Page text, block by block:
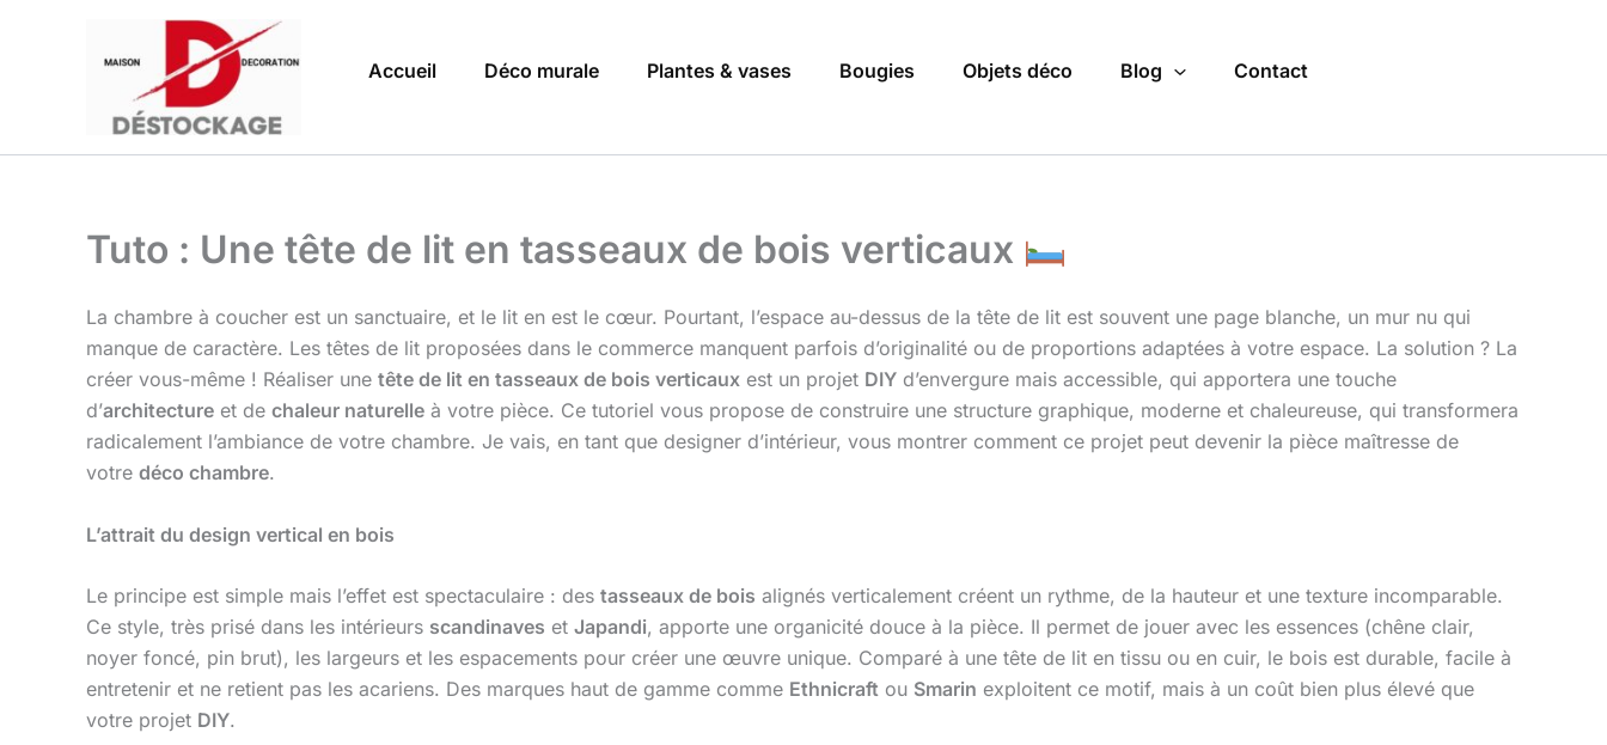
Accueil Déco murale Plantes & vases Bougies Objets déco Blog Contact
Tuto : Une tête de lit en tasseaux de bois verticaux
La chambre à coucher est un sanctuaire, et le lit en est le cœur. Pourtant, l’espace au-dessus de la tête de lit est souvent une page blanche, un mur nu qui
manque de caractère. Les têtes de lit proposées dans le commerce manquent parfois d’originalité ou de proportions adaptées à votre espace. La solution ? La
créer vous-même ! Réaliser une tête de lit en tasseaux de bois verticaux est un projet DIY d’envergure mais accessible, qui apportera une touche
d’architecture et de chaleur naturelle à votre pièce. Ce tutoriel vous propose de construire une structure graphique, moderne et chaleureuse, qui transformera
radicalement l’ambiance de votre chambre. Je vais, en tant que designer d’intérieur, vous montrer comment ce projet peut devenir la pièce maîtresse de
votre déco chambre.
L’attrait du design vertical en bois
Le principe est simple mais l’effet est spectaculaire : des tasseaux de bois alignés verticalement créent un rythme, de la hauteur et une texture incomparable.
Ce style, très prisé dans les intérieurs scandinaves et Japandi, apporte une organicité douce à la pièce. Il permet de jouer avec les essences (chêne clair,
noyer foncé, pin brut), les largeurs et les espacements pour créer une œuvre unique. Comparé à une tête de lit en tissu ou en cuir, le bois est durable, facile à
entretenir et ne retient pas les acariens. Des marques haut de gamme comme Ethnicraft ou Smarin exploitent ce motif, mais à un coût bien plus élevé que
votre projet DIY.